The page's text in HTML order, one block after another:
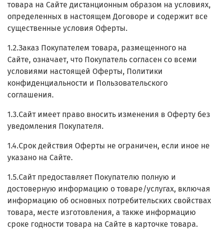
товара на Сайте дистанционным образом на условиях,
определенных в настоящем Договоре и содержит все
существенные условия Оферты.
1.2.Заказ Покупателем товара, размещенного на
Сайте, означает, что Покупатель согласен со всеми
условиями настоящей Оферты, Политики
конфиденциальности и Пользовательского
соглашения.
1.3.Сайт имеет право вносить изменения в Оферту без
уведомления Покупателя.
1.4.Срок действия Оферты не ограничен, если иное не
указано на Сайте.
1.5.Сайт предоставляет Покупателю полную и
достоверную информацию о товаре/услугах, включая
информацию об основных потребительских свойствах
товара, месте изготовления, а также информацию
сроке годности товара на Сайте в карточке товара.